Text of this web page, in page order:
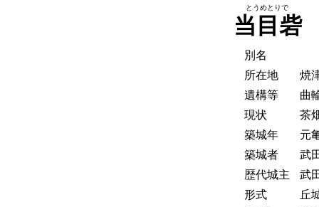
当目砦
別名
所在地
焼
遺構等
曲
現状
茶
築城年
元
築城者
武
歴代城主
武
形式
丘
とうめとりで